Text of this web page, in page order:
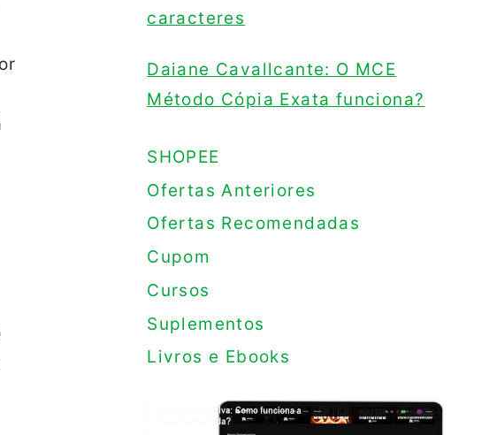
caracteres
Daiane Cavallcante: O MCE
Método Cópia Exata funciona?
SHOPEE
Ofertas Anteriores
Ofertas Recomendadas
Cupom
Cursos
Suplementos
Livros e Ebooks